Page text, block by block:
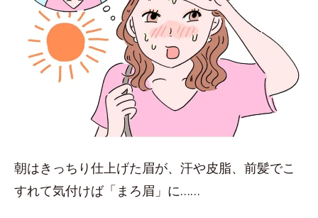
朝はきっちり仕上げた眉が、汗や皮脂、前髪でこ
すれて気付けば「まろ眉」に……